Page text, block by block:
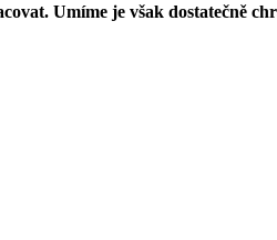
Umíme je však dostatečně